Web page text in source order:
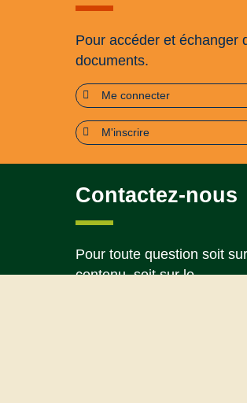
Pour accéder et échanger
documents.
Me connecter
M'inscrire
Contactez-nous
Pour toute question soit
contenu, soit sur le